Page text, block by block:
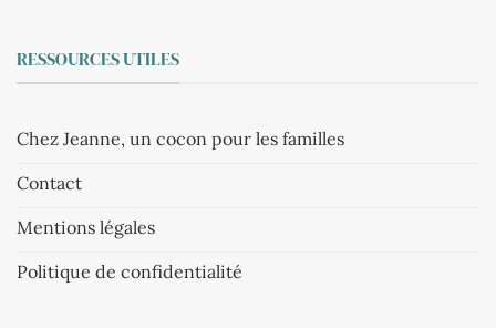
RESSOURCES UTILES
Chez Jeanne, un cocon pour les familles
Contact
Mentions légales
Politique de confidentialité